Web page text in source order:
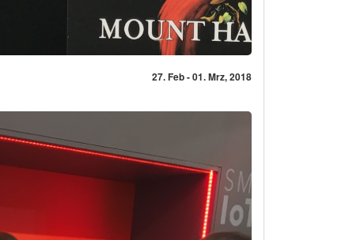
27. Feb - 01. Mrz, 2018